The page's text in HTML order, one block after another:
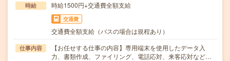
時給 時給1500円+交通費全額支給
交通費
交通費全額支給（バスの場合は規程あり）
仕事内容
【お任せする仕事の内容】専用端末を使用したデータ入
力、書類作成、ファイリング、電話応対、来客応対など…